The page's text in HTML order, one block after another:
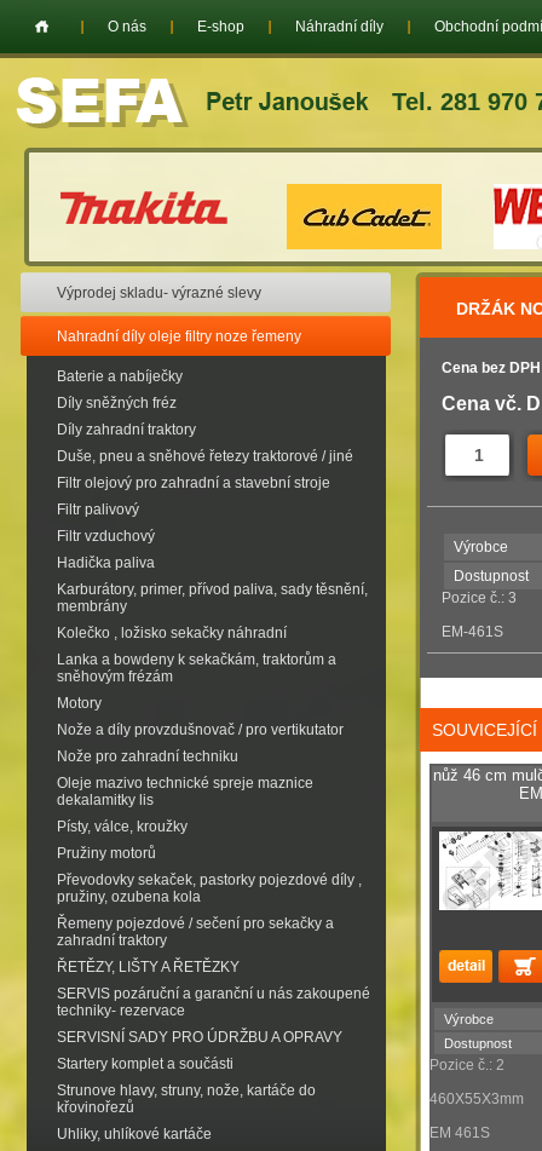
Tel. 281 970
O nás E-shop Náhradní díly Obchodní
Výprodej skladu- výrazné slevy
Nahradní díly oleje filtry noze řemeny
Baterie a nabíječky
Díly sněžných fréz
Díly zahradní traktory
Duše, pneu a sněhové řetezy traktorové / jiné
Filtr olejový pro zahradní a stavební stroje
Filtr palivový
Filtr vzduchový
Hadička paliva
Karburátory, primer, přívod paliva, sady těsnění,
membrány
Kolečko , ložisko sekačky náhradní
Lanka a bowdeny k sekačkám, traktorům a
sněhovým frézám
Motory
Nože a díly provzdušnovač / pro vertikutator
Nože pro zahradní techniku
Oleje mazivo technické spreje maznice
dekalamitky lis
Písty, válce, kroužky
Pružiny motorů
Převodovky sekaček, pastorky pojezdové díly ,
pružiny, ozubena kola
Řemeny pojezdové / sečení pro sekačky a
zahradní traktory
ŘETĚZY, LIŠTY A ŘETĚZKY
SERVIS pozáruční a garanční u nás zakoupené
techniky- rezervace
SERVISNÍ SADY PRO ÚDRŽBU A OPRAVY
Startery komplet a součásti
Strunove hlavy, struny, nože, kartáče do
křovinořezů
Uhliky, uhlíkové kartáče
DRŽÁK
Cena bez
Cena vč.
Výrobce
Dostupnost
Pozice č.: 3
EM-461S
nůž 46 cm
Výrobce
Dostupnost
Pozice č.: 2
460X55X3mm
EM 461S